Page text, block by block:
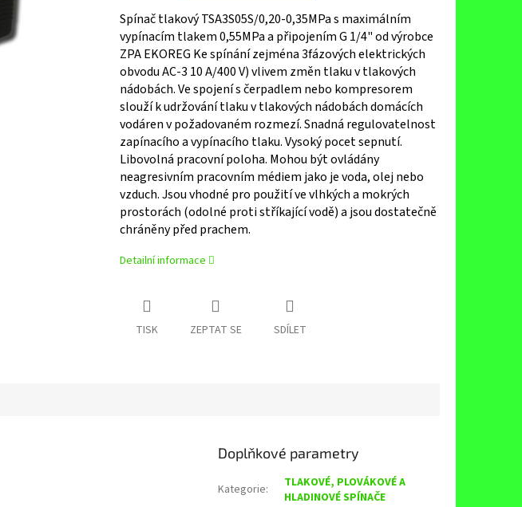
Spínač tlakový TSA3S05S/0,20-0,35MPa s maximálním
vypínacím tlakem 0,55MPa a připojením G 1/4" od výrobce
ZPA EKOREG Ke spínání zejména 3fázových elektrických
obvodu AC-3 10 A/400 V) vlivem změn tlaku v tlakových
nádobách. Ve spojení s čerpadlem nebo kompresorem
slouží k udržování tlaku v tlakových nádobách domácích
vodáren v požadovaném rozmezí. Snadná regulovatelnost
zapínacího a vypínacího tlaku. Vysoký pocet sepnutí.
Libovolná pracovní poloha. Mohou být ovládány
neagresivním pracovním médiem jako je voda, olej nebo
vzduch. Jsou vhodné pro použití ve vlhkých a mokrých
prostorách (odolné proti stříkající vodě) a jsou dostatečně
chráněny před prachem.
Detailní informace
TISK ZEPTAT SE SDÍLET
Doplňkové parametry
Kategorie:
TLAKOVÉ, PLOVÁKOVÉ A
HLADINOVÉ SPÍNAČE